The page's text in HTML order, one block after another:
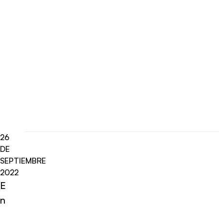
26
DE
SEPTIEMBRE
2022
E
n